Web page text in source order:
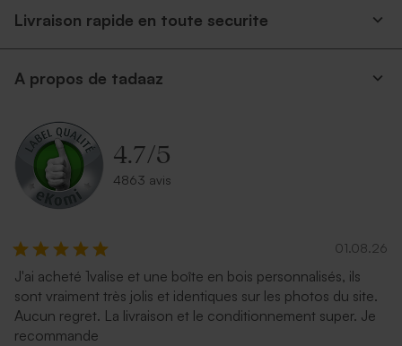
Livraison rapide en toute securite
A propos de tadaaz
4.7/5
4863 avis
01.08.26
J'ai acheté 1valise et une boîte en bois personnalisés, ils
sont vraiment très jolis et identiques sur les photos du site.
Aucun regret. La livraison et le conditionnement super. Je
recommande